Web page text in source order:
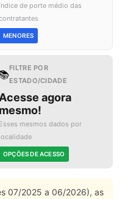
índice de porte médio das
MENORES
📚
FILTRE POR
ESTADO/CIDADE
Acesse agora
mesmo!
Esses mesmos dados por
localidade
OPÇÕES DE ACESSO
07/2025 a 06/2026), as